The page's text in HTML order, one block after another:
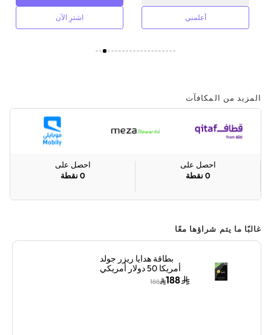
اشترِ الآن أعلمني
المزيد من المكافآت
احصل على
0 نقطة
احصل على
0 نقطة
غالبًا ما يتم شراؤها معًا
بطاقة هدايا ريزر جولد
أمريكا 50 دولار أمريكي
إرسال الكود الرقمي
بالبريد الإلكتروني
188
188